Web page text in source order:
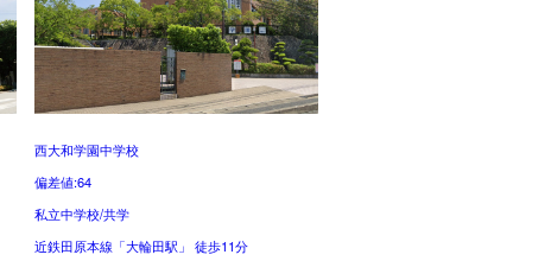
西大和学園中学校
偏差値:64
私立中学校/共学
近鉄田原本線「大輪田駅」 徒歩11分